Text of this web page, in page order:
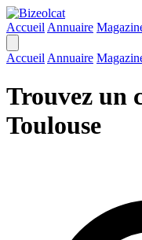
Accueil Annuaire
Accueil Annuaire
Trouvez un
Toulouse